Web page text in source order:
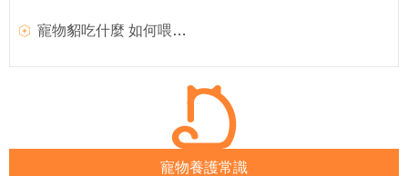
寵物貂吃什麼 如何喂養寵物貂
寵物養護常識